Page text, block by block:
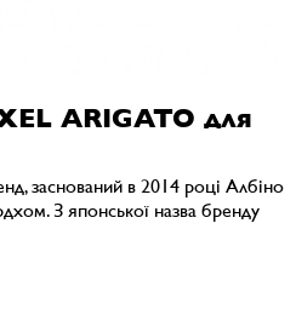
ARIGATO для
заснований в 2014 році Албіно
З японської назва бренду